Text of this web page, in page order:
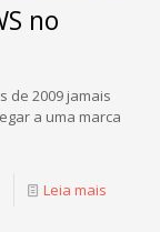
no
de 2009 jamais
a uma marca
Leia mais